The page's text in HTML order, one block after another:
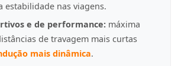
estabilidade nas viagens.
e de performance: máxima
de travagem mais curtas
mais dinâmica.